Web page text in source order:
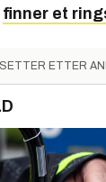
finner et
ETTER